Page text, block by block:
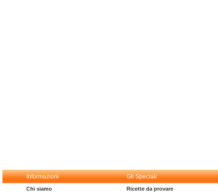
Informazioni Gli Speciali
Chi siamo Ricette da provare